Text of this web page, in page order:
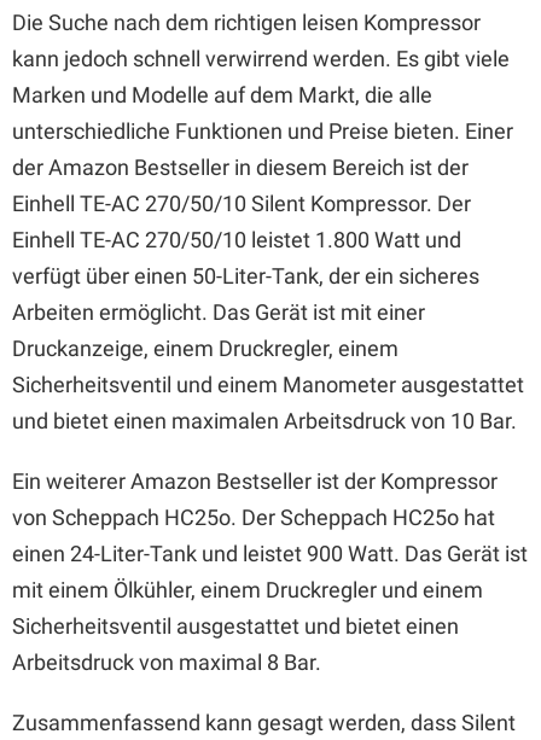
Die Suche nach dem richtigen leisen Kompressor
kann jedoch schnell verwirrend werden. Es gibt viele
Marken und Modelle auf dem Markt, die alle
unterschiedliche Funktionen und Preise bieten. Einer
der Amazon Bestseller in diesem Bereich ist der
Einhell TE-AC 270/50/10 Silent Kompressor. Der
Einhell TE-AC 270/50/10 leistet 1.800 Watt und
verfügt über einen 50-Liter-Tank, der ein sicheres
Arbeiten ermöglicht. Das Gerät ist mit einer
Druckanzeige, einem Druckregler, einem
Sicherheitsventil und einem Manometer ausgestattet
und bietet einen maximalen Arbeitsdruck von 10 Bar.
Ein weiterer Amazon Bestseller ist der Kompressor
von Scheppach HC25o. Der Scheppach HC25o hat
einen 24-Liter-Tank und leistet 900 Watt. Das Gerät ist
mit einem Ölkühler, einem Druckregler und einem
Sicherheitsventil ausgestattet und bietet einen
Arbeitsdruck von maximal 8 Bar.
Zusammenfassend kann gesagt werden, dass Silent